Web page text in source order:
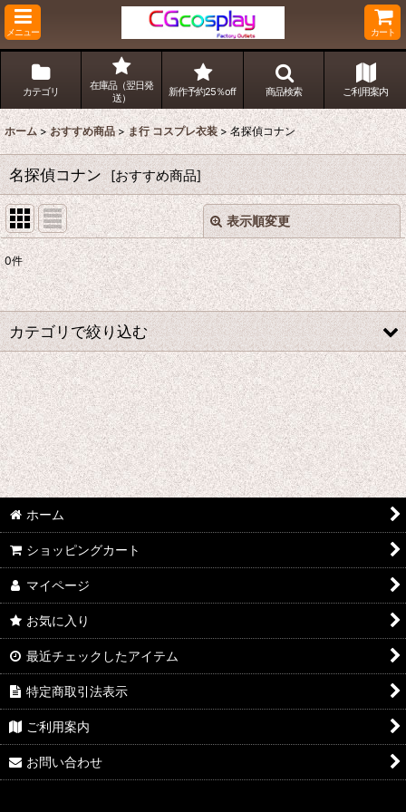
メニュー カート
カテゴリ
在庫品（翌日発
送）
新作予約25％off 商品検索 ご利用案内
ホーム > おすすめ商品 > ま行 コスプレ衣装 > 名探偵コナン
名探偵コナン [おすすめ商品]
表示順変更
表示数:
並び順:
絞り込む
閉じる
0件
カテゴリで絞り込む
ま行 コスプレ衣装 (全商品)
魔法少女ノ魔女裁判
無期迷途
魔法少女にあこがれて
魔法使いの約束
明治東亰恋伽
マギ
魔法少女まどか☆マギカ
未来日記
機巧少女は傷つかない
魔弾の王と戦姫
ホーム
ショッピングカート
マイページ
お気に入り
最近チェックしたアイテム
特定商取引法表示
ご利用案内
お問い合わせ